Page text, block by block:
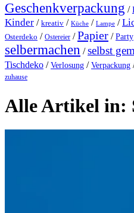
Geschenkverpackung /
Kinder / kreativ / Küche / Lampe /
Osterdeko / Ostereier /Papier /Party
selbermachen /selbst
Tischdeko /Verlosung /Verpackung
zuhause
Alle Artikel in: